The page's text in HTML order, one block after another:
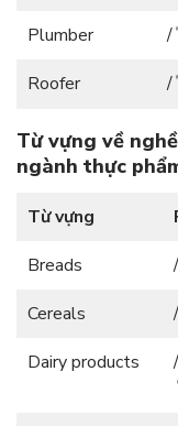
Plumber
/
Roofer
/
Từ vựng về
ngành thực
Từ vựng
Breads
Cereals
Dairy products